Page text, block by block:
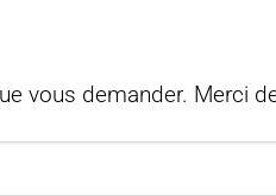
vous demander. Merci